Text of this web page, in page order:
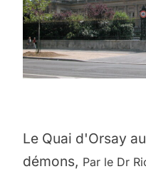
Le Quai d'Orsay
démons, Par le Dr